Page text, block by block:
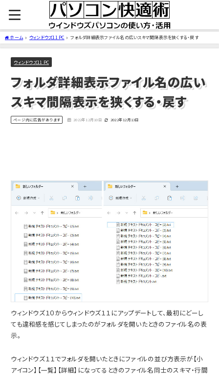
ホーム ウィンドウズ11 PC フォルダ詳細表示ファイル名の広いスキマ間隔表示を狭くする・戻す
ウィンドウズ11 PC
フォルダ詳細表示ファイル名の広い
スキマ間隔表示を狭くする・戻す
ページ内に広告があります 2022年12月10日 2022年12月13日
ウィンドウズ１０からウィンドウズ１１にアップデートして、最初にどーし
ても違和感を感じてしまったのがフォルダを開いたときのファイル名の表
示。
ウィンドウズ１１でフォルダを開いたときにファイルの並び方表示が【小
アイコン】【一覧】【詳細】になってるときのファイル名同士のスキマ・行間